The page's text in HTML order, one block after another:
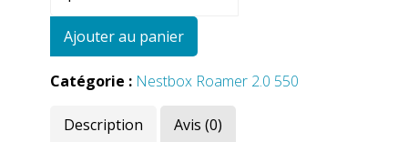
Roamer
550
set
Ajouter au panier
Catégorie : Nestbox Roamer 2.0 550
Description Avis (0)